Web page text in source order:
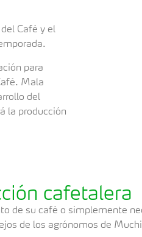
Café y el
para
Mala
del
la producción
cafetalera
de su café o simplemente
de los agrónomos de